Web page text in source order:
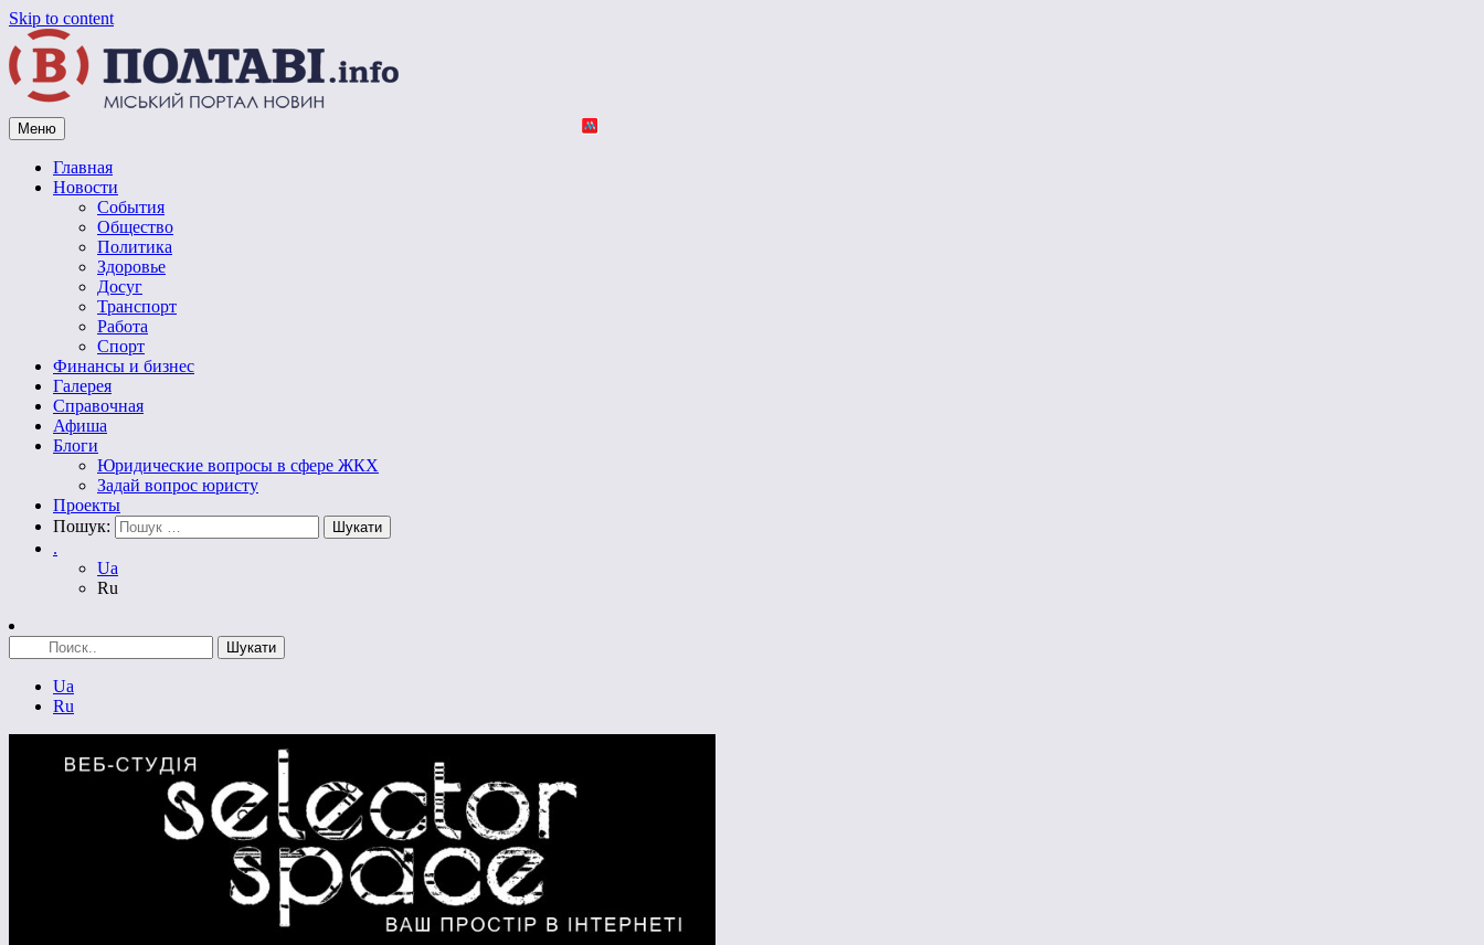
Skip to content
Vpoltave.info
Полтавский портал новостей
Меню
Главная
Новости
События
Общество
Политика
Здоровье
Досуг
Транспорт
Работа
Спорт
Финансы и бизнес
Галерея
Справочная
Афиша
Блоги
Юридические вопросы в сфере ЖКХ
Задай вопрос юристу
Проекты
Пошук:
.
Ua
Ru
Ua
Ru